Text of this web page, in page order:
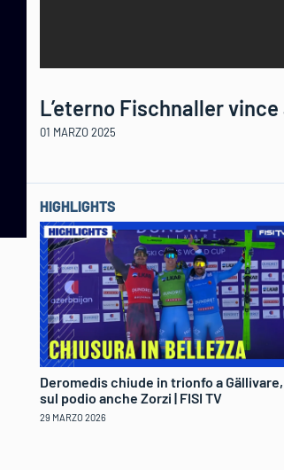
L’eterno Fischnaller
01 MARZO 2025
HIGHLIGHTS
Deromedis chiude in trionfo a Gällivare,
sul podio anche Zorzi | FISI TV
29 MARZO 2026